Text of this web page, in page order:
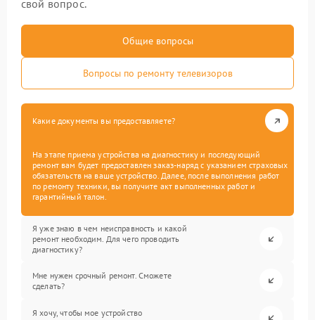
свой вопрос.
Общие вопросы
Вопросы по ремонту телевизоров
Какие документы вы предоставляете?
На этапе приема устройства на диагностику и последующий
ремонт вам будет предоставлен заказ-наряд с указанием страховых
обязательств на ваше устройство. Далее, после выполнения работ
по ремонту техники, вы получите акт выполненных работ и
гарантийный талон.
Я уже знаю в чем неисправность и какой
ремонт необходим. Для чего проводить
диагностику?
Мне нужен срочный ремонт. Сможете
сделать?
Я хочу, чтобы мое устройство